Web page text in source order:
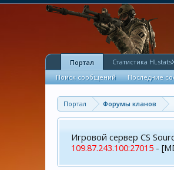
Портал Форумы кланов
Игровой сервер CS
109.87.243.100:27015 -
Портал
Поиск сообщений
Последние
Статистика